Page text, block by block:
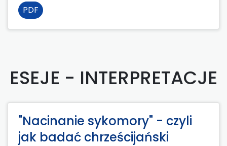
PDF
ESEJE - INTERPRETACJE
"Nacinanie sykomory" - czyli
jak badać chrześcijański